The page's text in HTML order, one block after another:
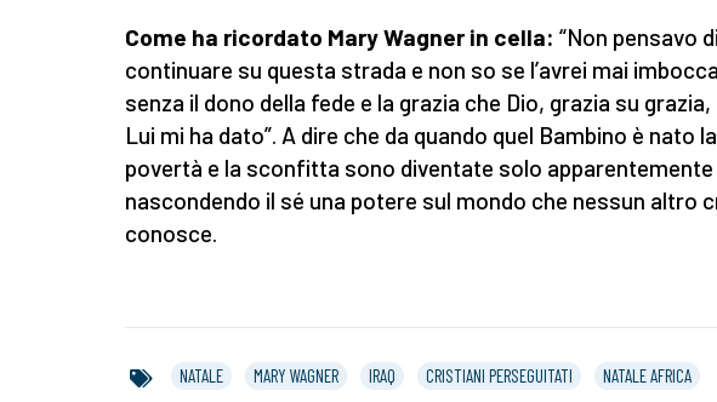
Come ha ricordato Mary Wagner in cella: “Non pensavo
continuare su questa strada e non so se l’avrei mai
senza il dono della fede e la grazia che Dio, grazia su grazia,
Lui mi ha dato”. A dire che da quando quel Bambino è nato la
povertà e la sconfitta sono diventate solo
nascondendo il sé una potere sul mondo che nessun altro
conosce.
NATALE MARY WAGNER IRAQ CRISTIANI PERSEGUITATI
NATALE AFRICA